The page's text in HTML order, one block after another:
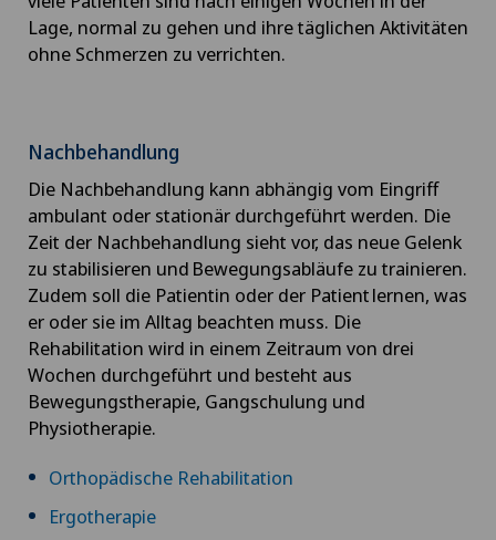
Lage, normal zu gehen und ihre täglichen Aktivitäten
ohne Schmerzen zu verrichten.
Nachbehandlung
Die Nachbehandlung kann abhängig vom Eingriff
ambulant oder stationär durchgeführt werden. Die
Zeit der Nachbehandlung sieht vor, das neue Gelenk
zu stabilisieren und Bewegungsabläufe zu trainieren.
Zudem soll die Patientin oder der Patient lernen, was
er oder sie im Alltag beachten muss. Die
Rehabilitation wird in einem Zeitraum von drei
Wochen durchgeführt und besteht aus
Bewegungstherapie, Gangschulung und
Physiotherapie.
Orthopädische Rehabilitation
Ergotherapie